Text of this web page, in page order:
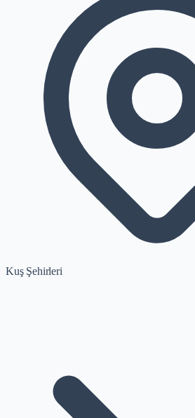
Kuş Şehirleri